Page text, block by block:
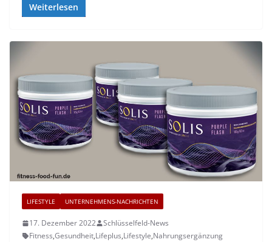
Weiterlesen
LIFESTYLE UNTERNEHMENS-NACHRICHTEN
17. Dezember 2022
Schlüsselfeld-News
Fitness,Gesundheit,Lifeplus,Lifestyle,Nahrungsergänzung